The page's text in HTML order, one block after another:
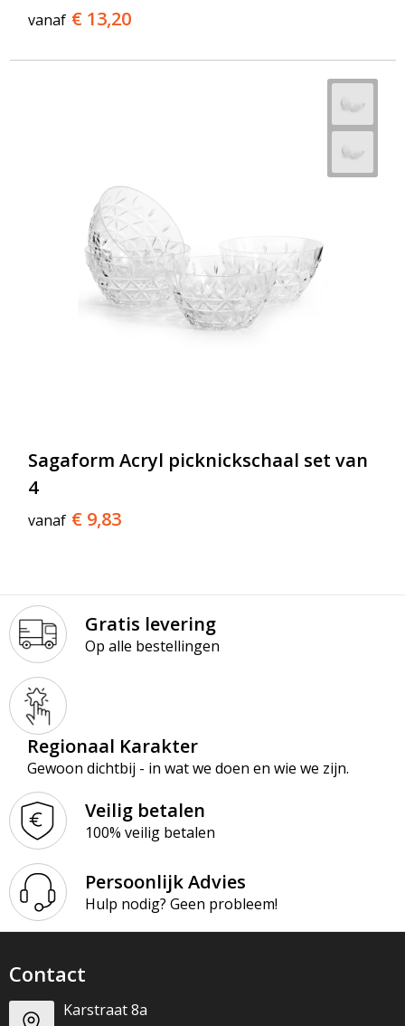
vanaf € 13,20
Sagaform Acryl picknickschaal set van
4
vanaf € 9,83
Gratis levering
Op alle bestellingen
Regionaal Karakter
Gewoon dichtbij - in wat we doen en wie we zijn.
Veilig betalen
100% veilig betalen
Persoonlijk Advies
Hulp nodig? Geen probleem!
Contact
Karstraat 8a